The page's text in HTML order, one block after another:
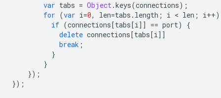
var tabs = Object.keys(connections);
for (var i=0, len=tabs . length ; i < len ; i++)
if (connections [tabs [i]] == port)
{
delete connections [tabs [i]]
break ;
}
}
});
});